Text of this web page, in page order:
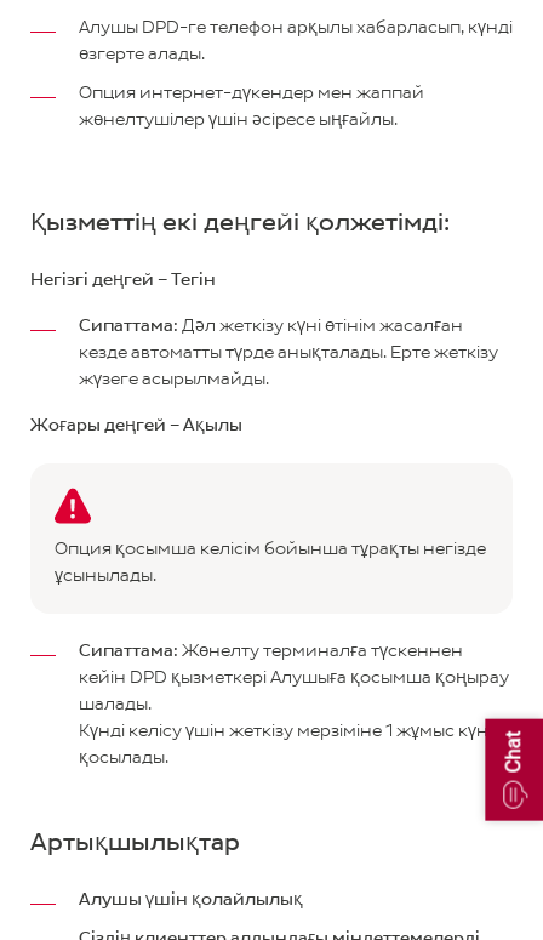
Алушы DPD-ге телефон арқылы хабарласып, күнді
өзгерте алады.
Опция интернет-дүкендер мен жаппай
жөнелтушілер үшін әсіресе ыңғайлы.
Қызметтің екі деңгейі қолжетімді:
Негізгі деңгей – Тегін
Сипаттама: Дәл жеткізу күні өтінім жасалған
кезде автоматты түрде анықталады. Ерте жеткізу
жүзеге асырылмайды.
Жоғары деңгей – Ақылы
Опция қосымша келісім бойынша тұрақты негізде
ұсынылады.
Сипаттама: Жөнелту терминалға түскеннен
кейін DPD қызметкері Алушыға қосымша қоңырау
шалады.
Күнді келісу үшін жеткізу мерзіміне 1 жұмыс күні
қосылады.
Артықшылықтар
Алушы үшін қолайлылық
Chat